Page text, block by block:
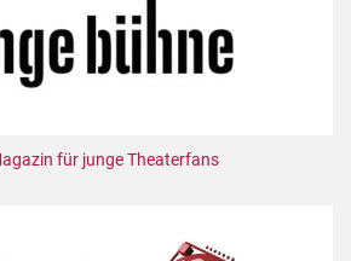
für junge Theaterfans